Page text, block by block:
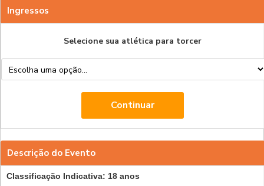
Ingressos
Selecione sua atlética para torcer
Descrição do Evento
Classificação Indicativa: 18 anos